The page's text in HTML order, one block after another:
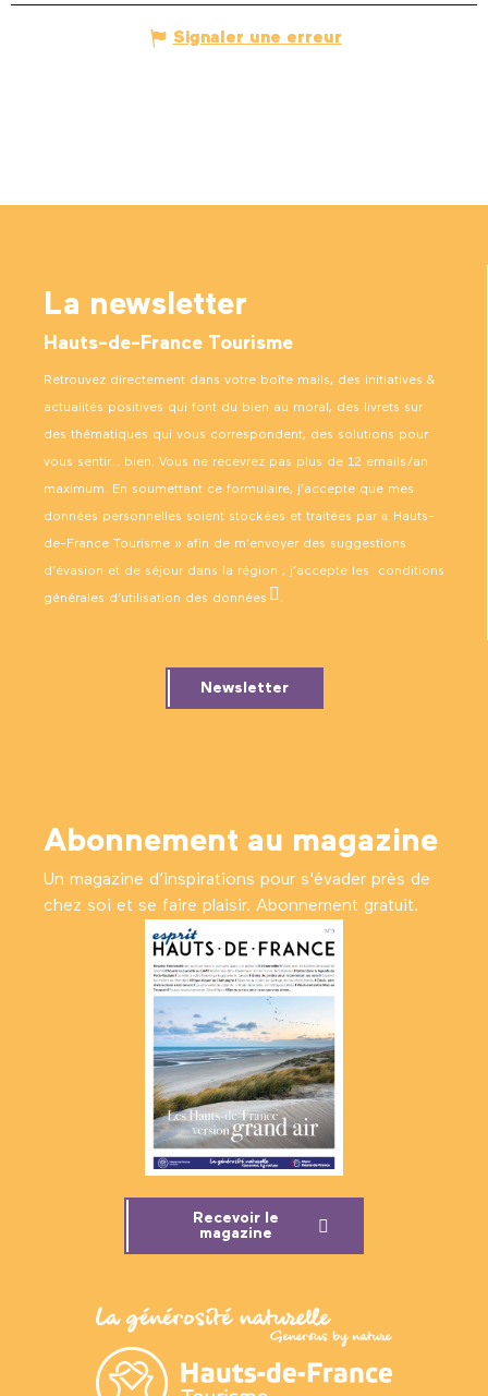
Signaler une erreur
La newsletter
Hauts-de-France Tourisme
Retrouvez directement dans votre boîte mails, des initiatives &
actualités positives qui font du bien au moral, des livrets sur
des thématiques qui vous correspondent, des solutions pour
vous sentir… bien. Vous ne recevrez pas plus de 12 emails/an
maximum. En soumettant ce formulaire, j’accepte que mes
données personnelles soient stockées et traitées par « Hauts-
de-France Tourisme » afin de m’envoyer des suggestions
d’évasion et de séjour dans la région ; j’accepte les conditions
générales d’utilisation des données .
Newsletter
Abonnement au magazine
Un magazine d’inspirations pour s'évader près de
chez soi et se faire plaisir. Abonnement gratuit.
Recevoir le
magazine